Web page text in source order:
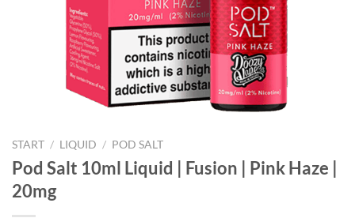
START / LIQUID / POD SALT
Pod Salt 10ml Liquid | Fusion | Pink Haze |
20mg